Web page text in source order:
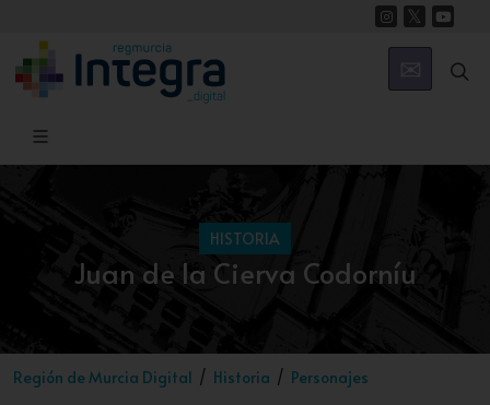
HISTORIA
Juan de la Cierva Codorníu
Región de Murcia Digital Historia Personajes